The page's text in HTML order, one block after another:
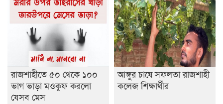
রাজশাহীতে ৫০ থেকে ১০০
ভাগ ভাড়া মওকুফ করলো
যেসব মেস
আঙ্গুর চাষে সফলতা রাজশাহী
কলেজ শিক্ষার্থীর